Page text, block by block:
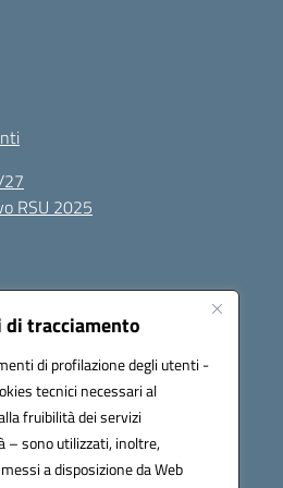
tracciamento
di profilazione degli utenti -
tecnici necessari al
fruibilità dei servizi
– sono utilizzati, inoltre,
a disposizione da Web
RSU 2025